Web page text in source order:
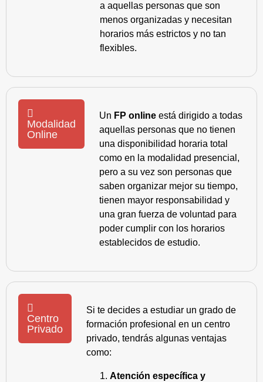
a aquellas personas que son
menos organizadas y necesitan
horarios más estrictos y no tan
flexibles.
Modalidad
Online
Un FP online está dirigido a todas
aquellas personas que no tienen
una disponibilidad horaria total
como en la modalidad presencial,
pero a su vez son personas que
saben organizar mejor su tiempo,
tienen mayor responsabilidad y
una gran fuerza de voluntad para
poder cumplir con los horarios
establecidos de estudio.
Centro
Privado
Si te decides a estudiar un grado de
formación profesional en un centro
privado, tendrás algunas ventajas
como:
Atención específica y